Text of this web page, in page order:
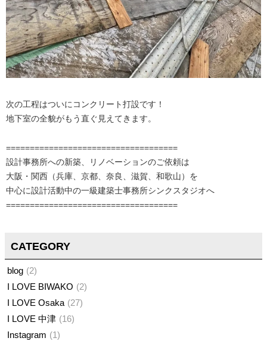
次の工程はついにコンクリート打設です！
地下室の全貌がもう直ぐ見えてきます。
====================================
設計事務所への新築、リノベーションのご依頼は
大阪・関西（兵庫、京都、奈良、滋賀、和歌山）を
中心に設計活動中の一級建築士事務所シンクスタジオへ
====================================
CATEGORY
blog
2
I LOVE BIWAKO
2
I LOVE Osaka
27
I LOVE 中津
16
Instagram
1